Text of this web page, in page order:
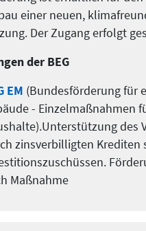
einer neuen,
Der Zugang erfolgt
der BEG
EM (Bundesförderung für
- Einzelmaßnahmen
des
zinsverbilligten Krediten
Maßnahme